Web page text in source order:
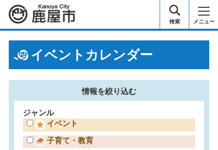
鹿屋市 検索 メニュー
イベントカレンダー
情報を絞り込む
ジャンル
イベント
子育て・教育